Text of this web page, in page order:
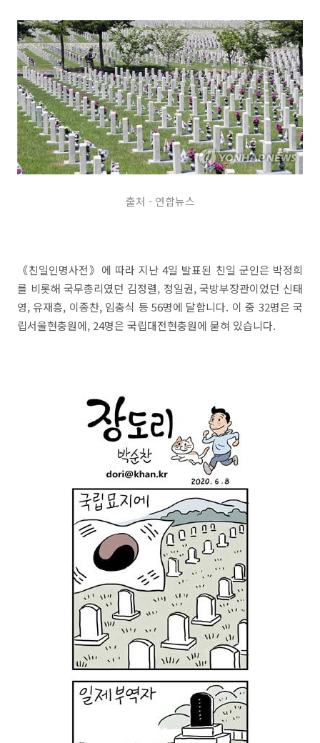
출처 - 연합뉴스
《친일인명사전》에 따라 지난 4일 발표된 친일 군인은 박정희
를 비롯해 국무총리였던 김정렬, 정일권, 국방부장관이었던 신태
영, 유재흥, 이종찬, 임충식 등 56명에 달합니다. 이 중 32명은 국
립서울현충원에, 24명은 국립대전현충원에 묻혀 있습니다.